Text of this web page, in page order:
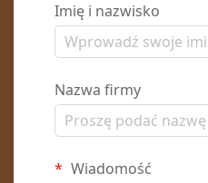
Imię i nazwisko
Nazwa firmy
Wiadomość